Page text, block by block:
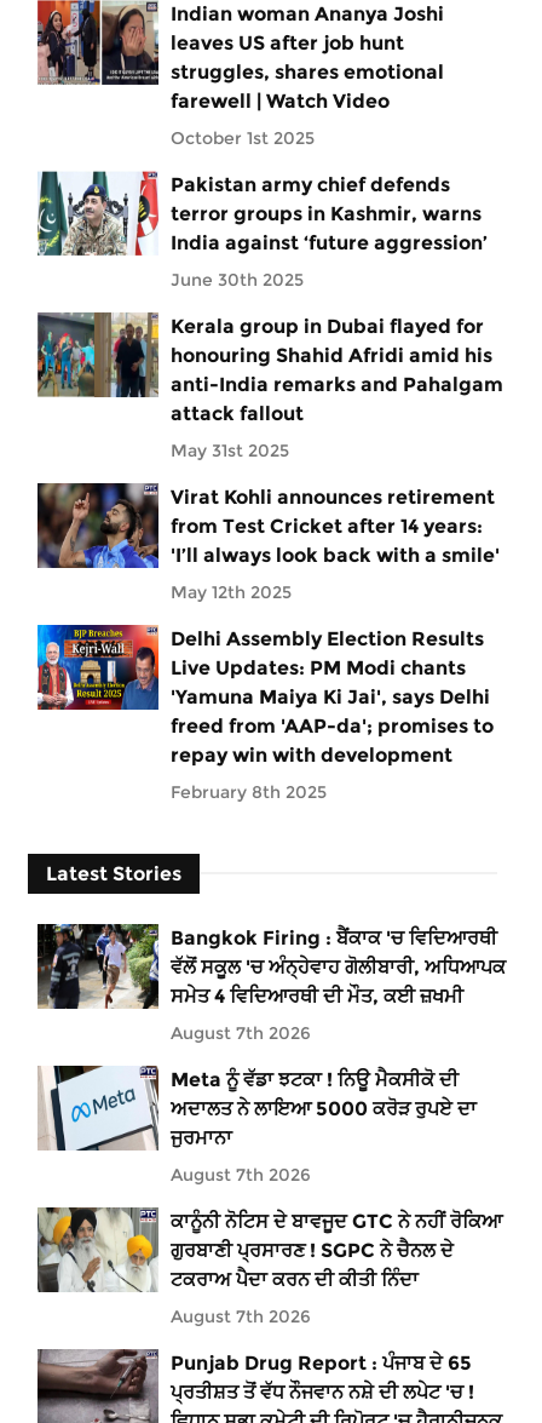
Indian woman Ananya Joshi
leaves US after job hunt
struggles, shares emotional
farewell | Watch Video
October 1st 2025
Pakistan army chief defends
terror groups in Kashmir, warns
India against ‘future aggression’
June 30th 2025
Kerala group in Dubai flayed for
honouring Shahid Afridi amid his
anti-India remarks and Pahalgam
attack fallout
May 31st 2025
Virat Kohli announces retirement
from Test Cricket after 14 years:
'I’ll always look back with a smile'
May 12th 2025
Delhi Assembly Election Results
Live Updates: PM Modi chants
'Yamuna Maiya Ki Jai', says Delhi
freed from 'AAP-da'; promises to
repay win with development
February 8th 2025
Latest Stories
Bangkok Firing : ਬੈਂਕਾਕ 'ਚ ਵਿਦਿਆਰਥੀ
ਵੱਲੋਂ ਸਕੂਲ 'ਚ ਅੰਨ੍ਹੇਵਾਹ ਗੋਲੀਬਾਰੀ, ਅਧਿਆਪਕ
ਸਮੇਤ 4 ਵਿਦਿਆਰਥੀ ਦੀ ਮੌਤ, ਕਈ ਜ਼ਖਮੀ
August 7th 2026
Meta ਨੂੰ ਵੱਡਾ ਝਟਕਾ ! ਨਿਊ ਮੈਕਸੀਕੋ ਦੀ
ਅਦਾਲਤ ਨੇ ਲਾਇਆ 5000 ਕਰੋੜ ਰੁਪਏ ਦਾ
ਜੁਰਮਾਨਾ
August 7th 2026
ਕਾਨੂੰਨੀ ਨੋਟਿਸ ਦੇ ਬਾਵਜੂਦ GTC ਨੇ ਨਹੀਂ ਰੋਕਿਆ
ਗੁਰਬਾਣੀ ਪ੍ਰਸਾਰਣ ! SGPC ਨੇ ਚੈਨਲ ਦੇ
ਟਕਰਾਅ ਪੈਦਾ ਕਰਨ ਦੀ ਕੀਤੀ ਨਿੰਦਾ
August 7th 2026
Punjab Drug Report : ਪੰਜਾਬ ਦੇ 65
ਪ੍ਰਤੀਸ਼ਤ ਤੋਂ ਵੱਧ ਨੌਜਵਾਨ ਨਸ਼ੇ ਦੀ ਲਪੇਟ 'ਚ !